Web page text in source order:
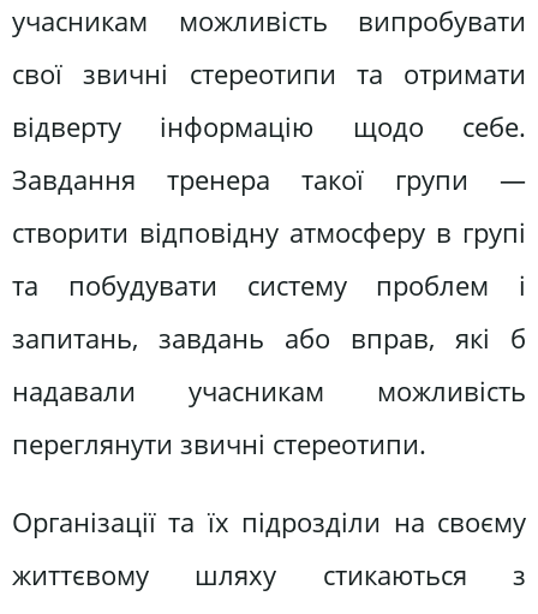
учасникам можливість випробувати
свої звичні стереотипи та отримати
відверту інформацію щодо себе.
Завдання тренера такої групи —
створити відповідну атмосферу в групі
та побудувати систему проблем і
запитань, завдань або вправ, які б
надавали учасникам можливість
переглянути звичні стереотипи.
Організації та їх підрозділи на своєму
життєвому шляху стикаються з